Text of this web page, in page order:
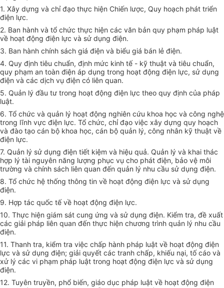
1. Xây dựng và chỉ đạo thực hiện Chiến lược, Quy hoạch phát triển
điện lực.
2. Ban hành và tổ chức thực hiện các văn bản quy phạm pháp luật
về hoạt động điện lực và sử dụng điện.
3. Ban hành chính sách giá điện và biểu giá bán lẻ điện.
4. Quy định tiêu chuẩn, định mức kinh tế - kỹ thuật và tiêu chuẩn,
quy phạm an toàn điện áp dụng trong hoạt động điện lực, sử dụng
điện và các dịch vụ điện có liên quan.
5. Quản lý đầu tư trong hoạt động điện lực theo quy định của pháp
luật.
6. Tổ chức và quản lý hoạt động nghiên cứu khoa học và công nghệ
trong lĩnh vực điện lực. Tổ chức, chỉ đạo việc xây dựng quy hoạch
và đào tạo cán bộ khoa học, cán bộ quản lý, công nhân kỹ thuật về
điện lực.
7. Quản lý sử dụng điện tiết kiệm và hiệu quả. Quản lý và khai thác
hợp lý tài nguyên năng lượng phục vụ cho phát điện, bảo vệ môi
trường và chính sách liên quan đến quản lý nhu cầu sử dụng điện.
8. Tổ chức hệ thống thông tin về hoạt động điện lực và sử dụng
điện.
9. Hợp tác quốc tế về hoạt động điện lực.
10. Thực hiện giám sát cung ứng và sử dụng điện. Kiểm tra, đề xuất
các giải pháp liên quan đến thực hiện chương trình quản lý nhu cầu
điện.
11. Thanh tra, kiểm tra việc chấp hành pháp luật về hoạt động điện
lực và sử dụng điện; giải quyết các tranh chấp, khiếu nại, tố cáo và
xử lý các vi phạm pháp luật trong hoạt động điện lực và sử dụng
điện.
12. Tuyên truyền, phổ biến, giáo dục pháp luật về hoạt động điện